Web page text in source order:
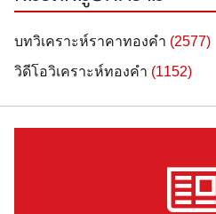
บทวิเคราะห์ราคาทองคำ (2577)
วิดีโอวิเคราะห์ทองคำ (1152)